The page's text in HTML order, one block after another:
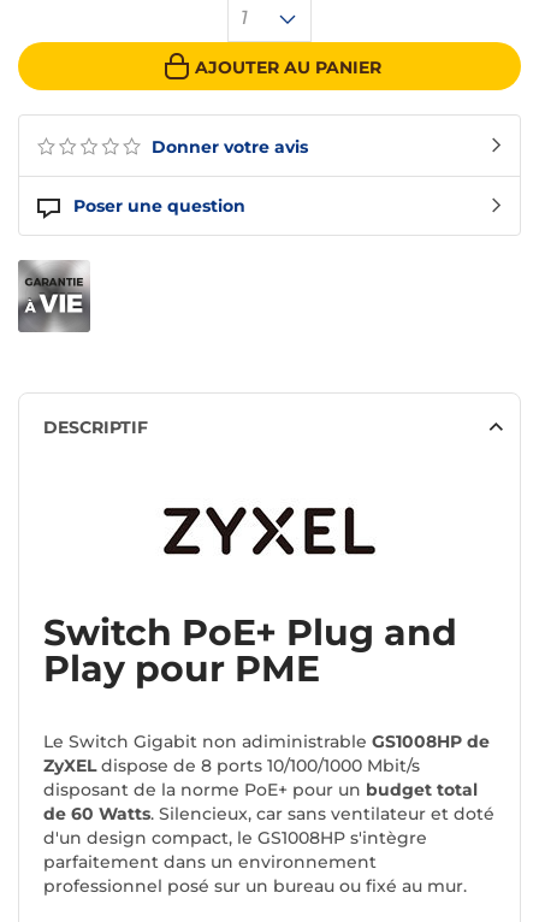
Donner votre avis
Poser une question
1
AJOUTER AU PANIER
DESCRIPTIF
Switch PoE+ Plug and
Play pour PME
Le Switch Gigabit non adiministrable GS1008HP de
ZyXELdispose de 8 ports 10/100/1000 Mbit/s
disposant de la norme PoE+ pour un budget total
de 60 Watts. Silencieux, car sans ventilateur et doté
d'un design compact, le GS1008HP s'intègre
parfaitement dans un environnement
professionnel posé sur un bureau ou fixé au mur.